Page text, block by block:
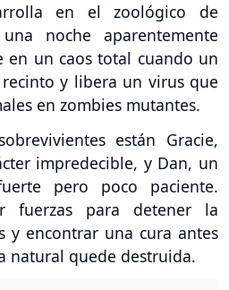
en el zoológico de
noche aparentemente
en un caos total cuando un
y libera un virus que
en zombies mutantes.
están Gracie,
impredecible, y Dan, un
pero poco paciente.
fuerzas para detener la
y encontrar una cura antes
natural quede destruida.